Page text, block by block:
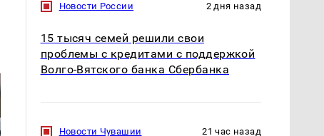
Новости России 2 дня назад
15 тысяч семей решили свои
проблемы с кредитами с поддержкой
Волго-Вятского банка Сбербанка
Новости Чувашии 21 час назад